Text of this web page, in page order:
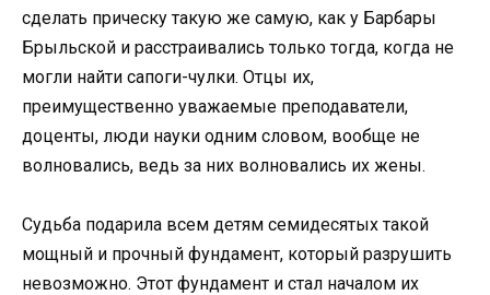
сделать прическу такую ​​же самую, как у Барбары
Брыльской и расстраивались только тогда, когда не
могли найти сапоги-чулки. Отцы их,
преимущественно уважаемые преподаватели,
доценты, люди науки одним словом, вообще не
волновались, ведь за них волновались их жены.
Судьба подарила всем детям семидесятых такой
мощный и прочный фундамент, который разрушить
невозможно. Этот фундамент и стал началом их